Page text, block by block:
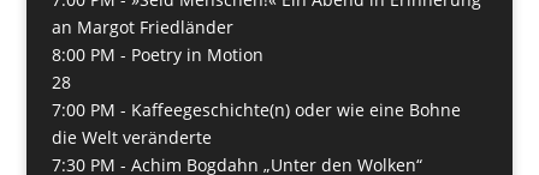
an Margot Friedländer
8:00 PM - Poetry in Motion
28
7:00 PM - Kaffeegeschichte(n) oder wie eine Bohne
die Welt veränderte
7:30 PM - Achim Bogdahn „Unter den Wolken“